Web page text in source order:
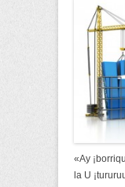
«Ay
la U